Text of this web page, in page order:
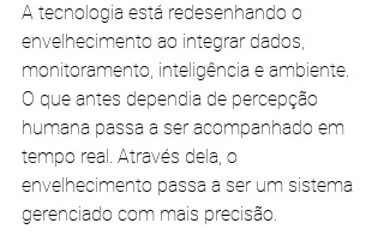
A tecnologia está redesenhando o
envelhecimento ao integrar dados,
monitoramento, inteligência e ambiente.
O que antes dependia de percepção
humana passa a ser acompanhado em
tempo real. Através dela, o
envelhecimento passa a ser um sistema
gerenciado com mais precisão.